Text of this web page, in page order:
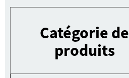
Catégorie de
produits